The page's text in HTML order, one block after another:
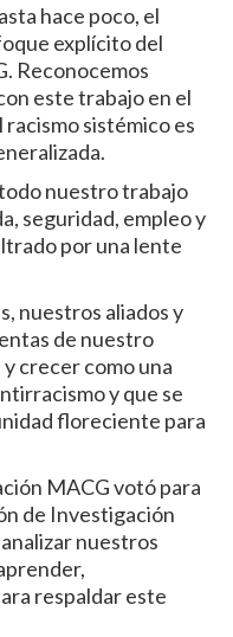
hace poco, el
explícito del
Reconocemos
este trabajo en el
sistémico es
nuestro trabajo
seguridad, empleo y
por una lente
nuestros aliados y
de nuestro
crecer como una
y que se
floreciente para
MACG votó para
de Investigación
nuestros
respaldar este